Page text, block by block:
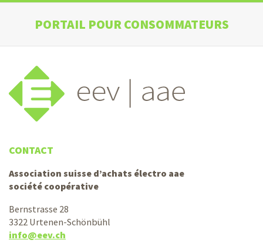
PORTAIL POUR CONSOMMATEURS
CONTACT
Association suisse d’achats électro aae
société coopérative
Bernstrasse 28
3322 Urtenen-Schönbühl
info@eev.ch